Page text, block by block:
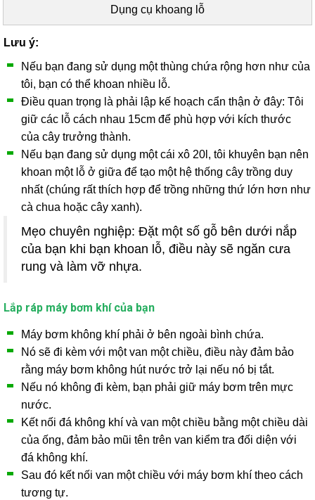
Dụng cụ khoang lỗ
Lưu ý:
Nếu bạn đang sử dụng một thùng chứa rộng hơn như của
tôi, bạn có thể khoan nhiều lỗ.
Điều quan trọng là phải lập kế hoạch cẩn thận ở đây: Tôi
giữ các lỗ cách nhau 15cm để phù hợp với kích thước
của cây trưởng thành.
Nếu bạn đang sử dụng một cái xô 20l, tôi khuyên bạn nên
khoan một lỗ ở giữa để tạo một hệ thống cây trồng duy
nhất (chúng rất thích hợp để trồng những thứ lớn hơn như
cà chua hoặc cây xanh).
Mẹo chuyên nghiệp: Đặt một số gỗ bên dưới nắp
của bạn khi bạn khoan lỗ, điều này sẽ ngăn cưa
rung và làm vỡ nhựa.
Lắp ráp máy bơm khí của bạn
Máy bơm không khí phải ở bên ngoài bình chứa.
Nó sẽ đi kèm với một van một chiều, điều này đảm bảo
rằng máy bơm không hút nước trở lại nếu nó bị tắt.
Nếu nó không đi kèm, bạn phải giữ máy bơm trên mực
nước.
Kết nối đá không khí và van một chiều bằng một chiều dài
của ống, đảm bảo mũi tên trên van kiểm tra đối diện với
đá không khí.
Sau đó kết nối van một chiều với máy bơm khí theo cách
tương tự.